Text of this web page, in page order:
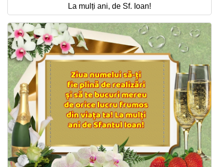
La mulți ani, de Sf. Ioan!